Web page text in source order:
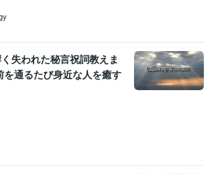
失われた秘言祝詞教えま
通るたび身近な人を癒す